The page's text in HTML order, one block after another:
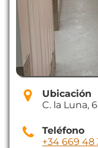
Ubicación
C. la Luna,
Teléfono
+34 669 48